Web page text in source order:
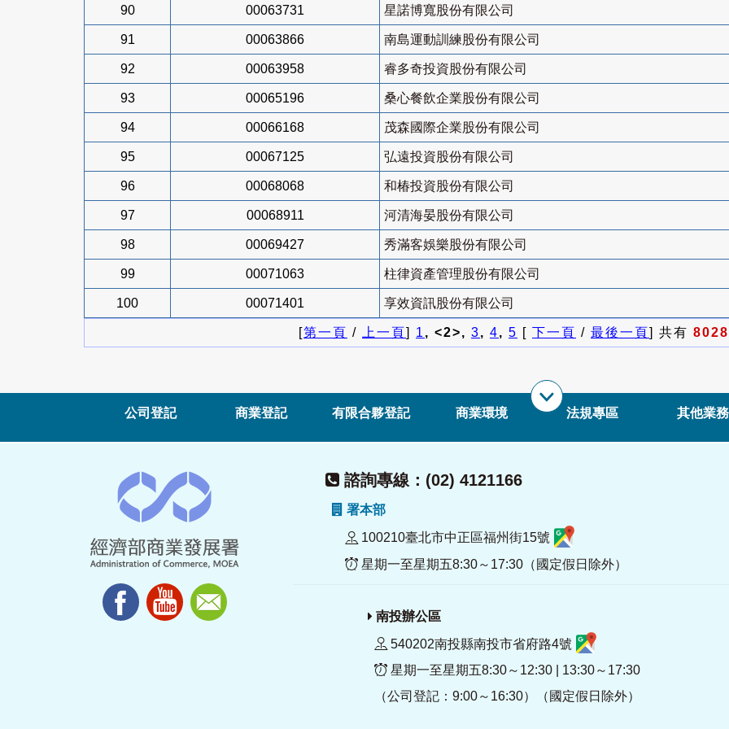
90 00063731 星諾博寬股份有限公司
91 00063866 南島運動訓練股份有限公司
92 00063958 睿多奇投資股份有限公司
93 00065196 桑心餐飲企業股份有限公司
94 00066168 茂森國際企業股份有限公司
95 00067125 弘遠投資股份有限公司
96 00068068 和椿投資股份有限公司
97 00068911 河清海晏股份有限公司
98 00069427 秀滿客娛樂股份有限公司
99 00071063 柱律資產管理股份有限公司
100 00071401 享效資訊股份有限公司
[第一頁 / 上一頁] 1, <2>, 3, 4, 5 [ 下一頁 / 最後一頁] 共有 8028
公司登記 商業登記 有限合夥登記 商業環境 法規專區 其他業務
諮詢專線：(02) 4121166
署本部
100210臺北市中正區福州街15號
星期一至星期五8:30～17:30（國定假日除外）
南投辦公區
540202南投縣南投市省府路4號
星期一至星期五8:30～12:30 | 13:30～17:30
（公司登記：9:00～16:30）（國定假日除外）